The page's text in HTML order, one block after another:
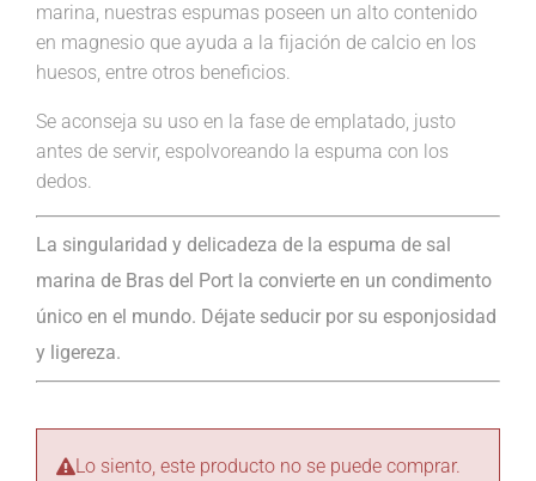
marina, nuestras espumas poseen un alto contenido
en magnesio que ayuda a la fijación de calcio en los
huesos, entre otros beneficios.
Se aconseja su uso en la fase de emplatado, justo
antes de servir, espolvoreando la espuma con los
dedos.
La singularidad y delicadeza de la espuma de sal
marina de Bras del Port la convierte en un condimento
único en el mundo. Déjate seducir por su esponjosidad
y ligereza.
Lo siento, este producto no se puede comprar.